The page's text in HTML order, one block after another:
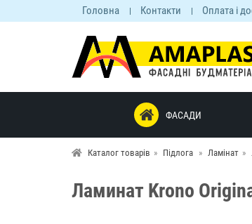
Головна Контакти Оплата і
ФАСАДИ
Каталог товарів Підлога Ламінат
Ламинат Krono